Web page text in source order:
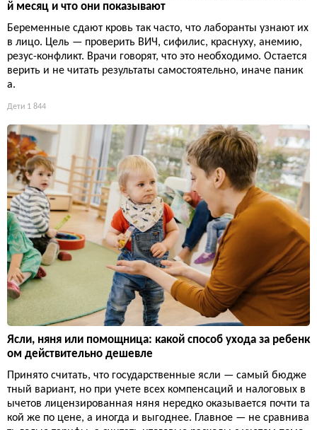
й месяц и что они показывают
Беременные сдают кровь так часто, что лаборанты узнают их
в лицо. Цель — проверить ВИЧ, сифилис, краснуху, анемию,
резус-конфликт. Врачи говорят, что это необходимо. Остается
верить и не читать результаты самостоятельно, иначе паник
а.
Дети 1 844
Ясли, няня или помощница: какой способ ухода за ребенк
ом действительно дешевле
Принято считать, что государственные ясли — самый бюдже
тный вариант, но при учете всех компенсаций и налоговых в
ычетов лицензированная няня нередко оказывается почти та
кой же по цене, а иногда и выгоднее. Главное — не сравнива